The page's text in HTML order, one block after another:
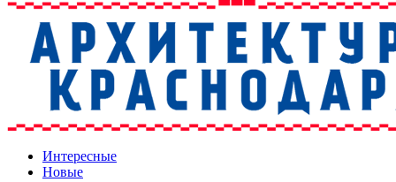
Интересные
Новые